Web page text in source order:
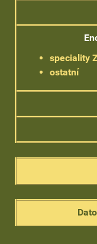
speciality
ostatní